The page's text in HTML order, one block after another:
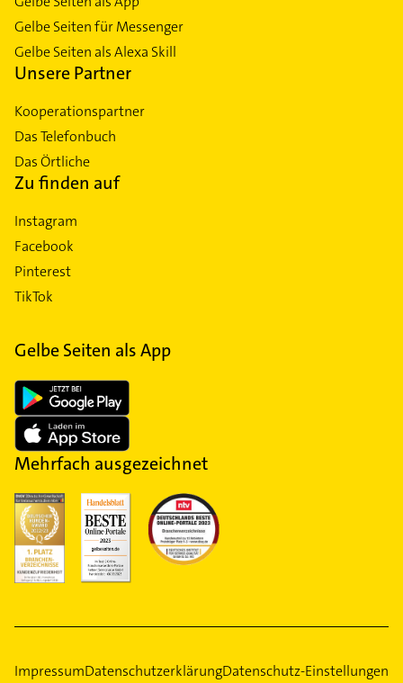
Gelbe Seiten für Messenger
Gelbe Seiten als Alexa Skill
Unsere Partner
Kooperationspartner
Das Telefonbuch
Das Örtliche
Zu finden auf
Instagram
Facebook
Pinterest
TikTok
Gelbe Seiten als App
Mehrfach ausgezeichnet
ImpressumDatenschutzerklärungDatenschutz-Einstellungen